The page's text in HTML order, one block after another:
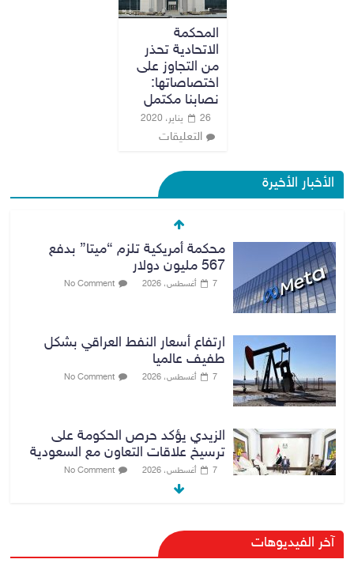
المحكمة
الاتحادية تحذر
من التجاوز على
اختصاصاتها:
نصابنا مكتمل
26 يناير، 2020
التعليقات
الأخبار الأخيرة
محكمة أمريكية تلزم “ميتا” بدفع
567 مليون دولار
7 أغسطس، 2026 No Comment
ارتفاع أسعار النفط العراقي بشكل
طفيف عالميا
7 أغسطس، 2026 No Comment
الزيدي يؤكد حرص الحكومة على
ترسيخ علاقات التعاون مع السعودية
7 أغسطس، 2026 No Comment
وزارة الداخلية: الحدود العراقية تشهد
مستوى عالياً من الأمن والاستقرار
آخر الفيديوهات